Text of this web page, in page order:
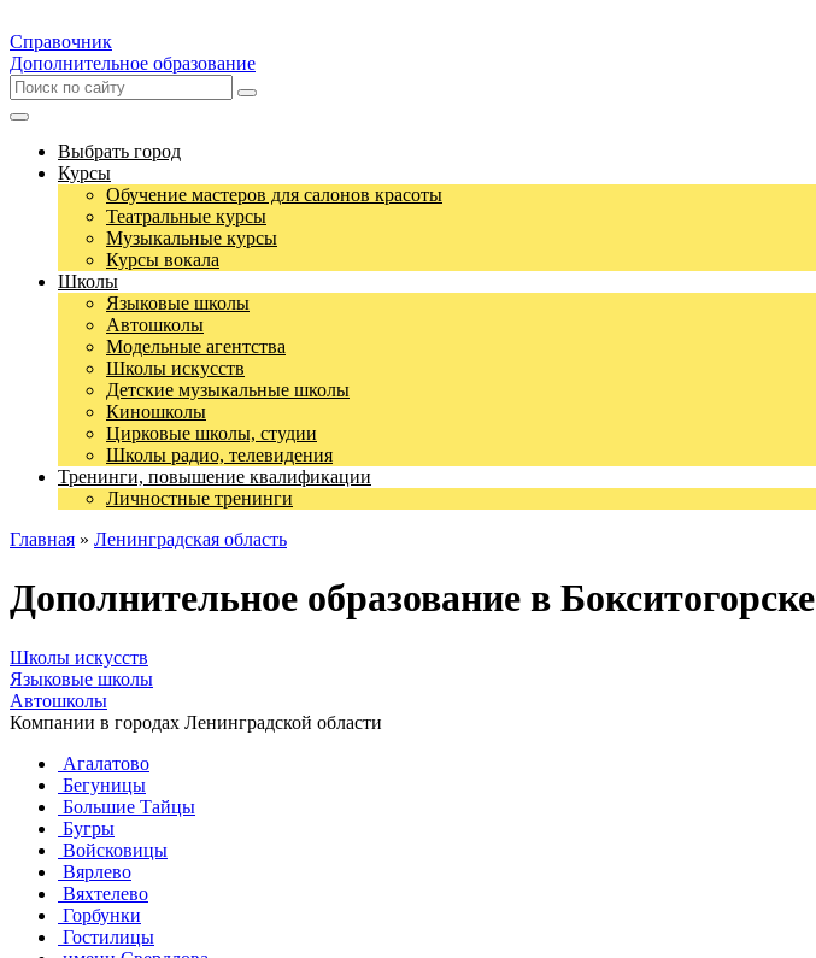
Справочник
Дополнительное образование
Выбрать город
Курсы
Обучение мастеров для салонов красоты
Театральные курсы
Музыкальные курсы
Курсы вокала
Школы
Языковые школы
Автошколы
Модельные агентства
Школы искусств
Детские музыкальные школы
Киношколы
Цирковые школы, студии
Школы радио, телевидения
Тренинги, повышение квалификации
Личностные тренинги
Главная » Ленинградская область
Дополнительное образование в Бокситогорске
Школы искусств
Языковые школы
Автошколы
Компании в городах Ленинградской области
Агалатово
Бегуницы
Большие Тайцы
Бугры
Войсковицы
Вярлево
Вяхтелево
Горбунки
Гостилицы